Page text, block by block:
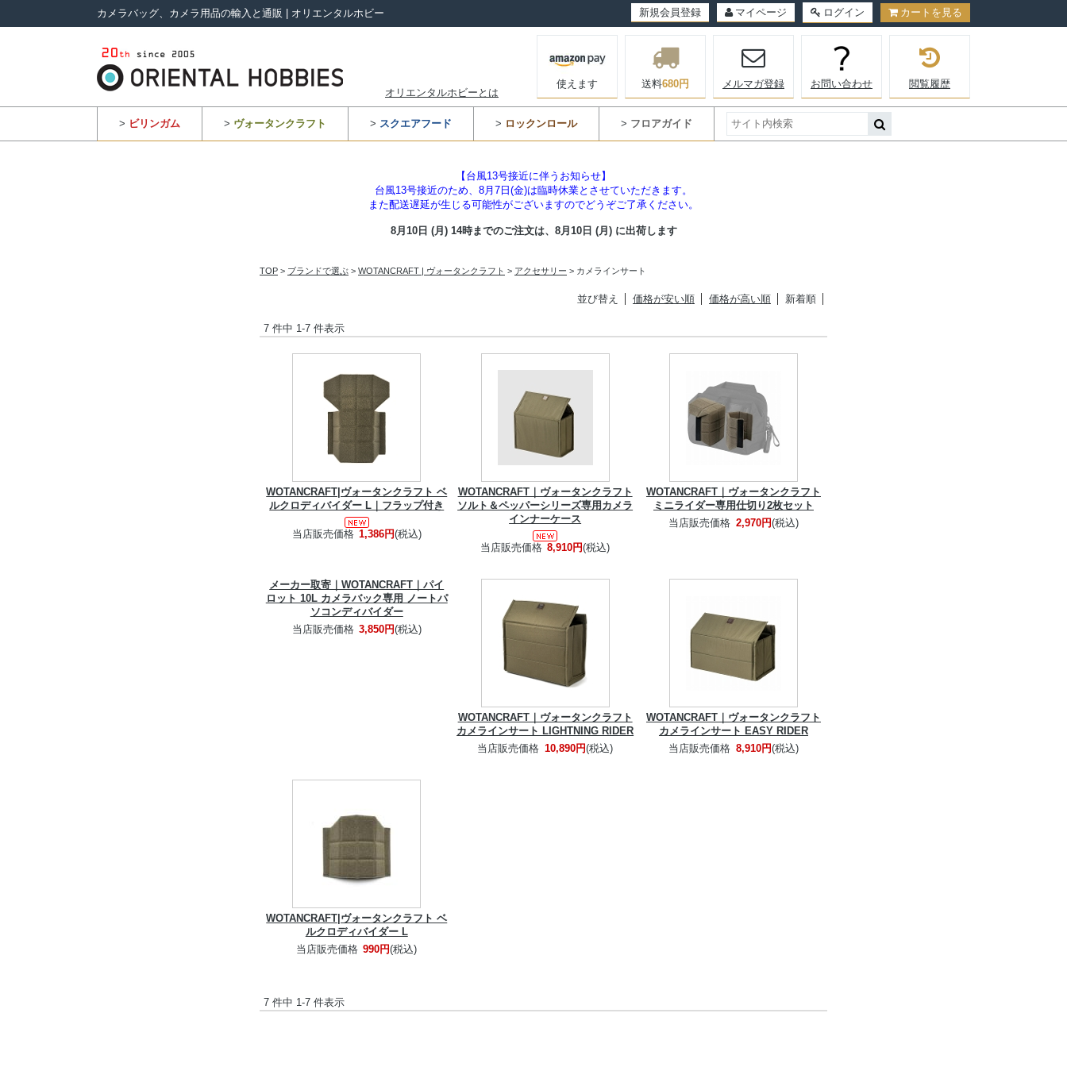
カメラバッグ、カメラ用品の輸入と通販 | オリエンタルホビー 新規会員登録 マイページ ログイン カートを見る
オリエンタルホビーとは
使えます 送料680円 メルマガ登録 お問い合わせ 閲覧履歴
> ビリンガム > ヴォータンクラフト > スクエアフード > ロックンロール > フロアガイド
【台風13号接近に伴うお知らせ】
台風13号接近のため、8月7日(金)は臨時休業とさせていただきます。
また配送遅延が生じる可能性がございますのでどうぞご了承ください。
8月10日 (月) 14時までのご注文は、 8月10日 (月) に出荷します
TOP > ブランドで選ぶ > WOTANCRAFT | ヴォータンクラフト > アクセサリー > カメラインサート
並び替え 価格が安い順 価格が高い順 新着順
7 件中 1-7 件表示
WOTANCRAFT|ヴォータンクラフト ベ
ルクロディバイダー L｜フラップ付き
当店販売価格 1,386円(税込)
WOTANCRAFT｜ヴォータンクラフト
ソルト＆ペッパーシリーズ専用カメラ
インナーケース
当店販売価格 8,910円(税込)
WOTANCRAFT｜ヴォータンクラフト
ミニライダー専用仕切り2枚セット
当店販売価格 2,970円(税込)
メーカー取寄｜WOTANCRAFT｜パイ
ロット 10L カメラバック専用 ノートパ
ソコンディバイダー
当店販売価格 3,850円(税込)
WOTANCRAFT｜ヴォータンクラフト
カメラインサート LIGHTNING RIDER
当店販売価格 10,890円(税込)
WOTANCRAFT｜ヴォータンクラフト
カメラインサート EASY RIDER
当店販売価格 8,910円(税込)
WOTANCRAFT|ヴォータンクラフト ベ
ルクロディバイダー L
当店販売価格 990円(税込)
7 件中 1-7 件表示